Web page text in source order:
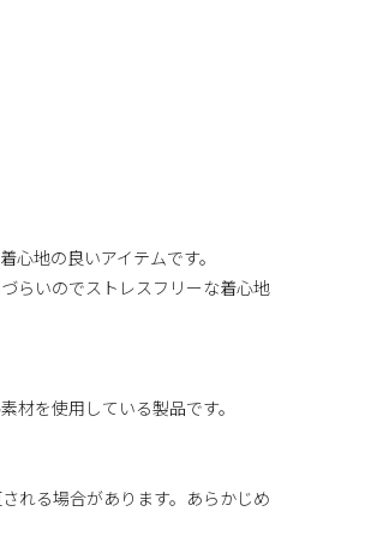
心地の良いアイテムです。
らいのでストレスフリーな着心地
を使用している製品です。
れる場合があります。あらかじめ